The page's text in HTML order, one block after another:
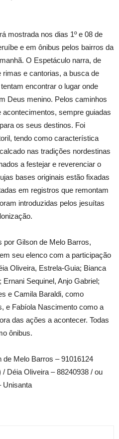
mostrada nos dias 1º e 08 de
e em ônibus pelos bairros da
O Espetáculo narra, de
e cantorias, a busca de
encontrar o lugar onde
Deus menino. Pelos caminhos
sempre guiadas
os seus destinos. Foi
tendo como característica
nas tradições nordestinas
a festejar e reverenciar o
bases originais estão fixadas
em registros que remontam
introduzidas pelos jesuítas
por Gilson de Melo Barros,
seu elenco com a participação
Oliveira, Estrela-Guia; Bianca
Sequinel, Anjo Gabriel;
e Camila Baraldi, como
e Fabíola Nascimento como a
das ações a acontecer. Todas
ônibus.
Melo Barros – 91016124
Déia Oliveira – 88240938 / ou
Unisanta